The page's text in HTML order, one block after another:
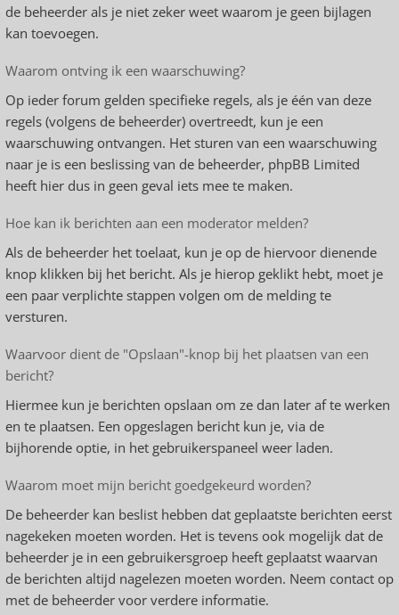
de beheerder als je niet zeker weet waarom je geen bijlagen
kan toevoegen.
Waarom ontving ik een waarschuwing?
Op ieder forum gelden specifieke regels, als je één van deze
regels (volgens de beheerder) overtreedt, kun je een
waarschuwing ontvangen. Het sturen van een waarschuwing
naar je is een beslissing van de beheerder, phpBB Limited
heeft hier dus in geen geval iets mee te maken.
Hoe kan ik berichten aan een moderator melden?
Als de beheerder het toelaat, kun je op de hiervoor dienende
knop klikken bij het bericht. Als je hierop geklikt hebt, moet je
een paar verplichte stappen volgen om de melding te
versturen.
Waarvoor dient de "Opslaan"-knop bij het plaatsen van een
bericht?
Hiermee kun je berichten opslaan om ze dan later af te werken
en te plaatsen. Een opgeslagen bericht kun je, via de
bijhorende optie, in het gebruikerspaneel weer laden.
Waarom moet mijn bericht goedgekeurd worden?
De beheerder kan beslist hebben dat geplaatste berichten eerst
nagekeken moeten worden. Het is tevens ook mogelijk dat de
beheerder je in een gebruikersgroep heeft geplaatst waarvan
de berichten altijd nagelezen moeten worden. Neem contact op
met de beheerder voor verdere informatie.